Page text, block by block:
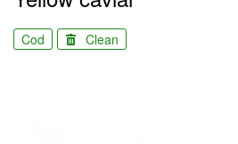
Cod Clean